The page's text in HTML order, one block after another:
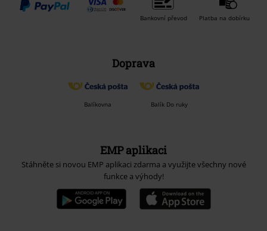
Bankovní převod Platba na dobírku
Doprava
Balíkovna Balík Do ruky
EMP aplikaci
Stáhněte si novou EMP aplikaci zdarma a využijte všechny nové
funkce a výhody!